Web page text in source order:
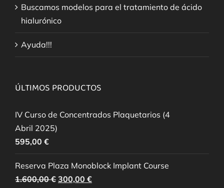
Buscamos modelos para el tratamiento de ácido
hialurónico
Ayuda!!!
ÚLTIMOS PRODUCTOS
IV Curso de Concentrados Plaquetarios (4
Abril 2025)
595,00 €
Reserva Plaza Monoblock Implant Course
1.600,00€ El
300,00 €El